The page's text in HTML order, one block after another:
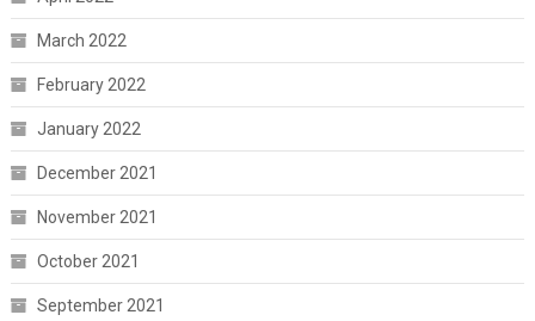
March 2022
February 2022
January 2022
December 2021
November 2021
October 2021
September 2021